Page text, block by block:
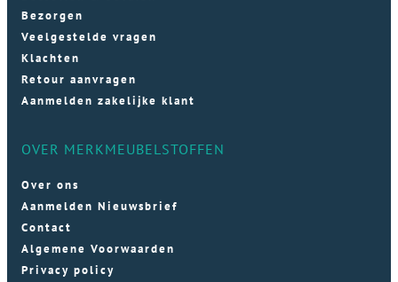
Bezorgen
Veelgestelde vragen
Klachten
Retour aanvragen
Aanmelden zakelijke klant
OVER MERKMEUBELSTOFFEN
Over ons
Aanmelden Nieuwsbrief
Contact
Algemene Voorwaarden
Privacy policy